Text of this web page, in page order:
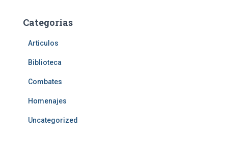
Categorías
Articulos
Biblioteca
Combates
Homenajes
Uncategorized